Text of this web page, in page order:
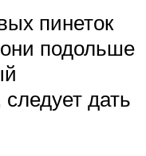
пинеток
подольше
дать